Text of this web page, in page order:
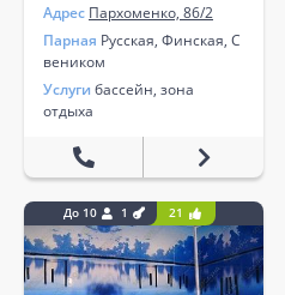
Адрес Пархоменко, 86/2
Парная Русская, Финская, С
веником
Услуги бассейн, зона
отдыха
До 10 1 21